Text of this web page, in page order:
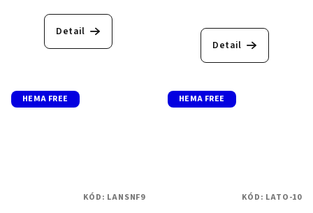
Detail
Detail
HEMA FREE
KÓD: LANSNF9
HEMA FREE
KÓD: LATO-10